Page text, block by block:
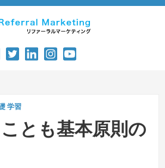
学習
ことも基本原則の